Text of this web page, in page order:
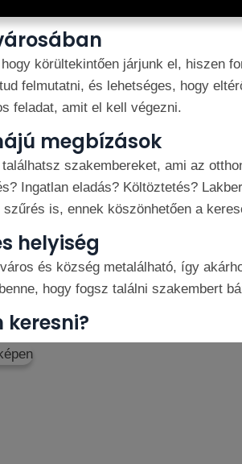
körültekintően járjunk el, hiszen
felmutatni, és lehetséges, hogy
feladat, amit el kell végezni.
megbízások
szakembereket, ami az
Ingatlan eladás? Költöztetés?
is, ennek köszönhetően a
helyiség
és község metalálható, így
hogy fogsz találni szakembert